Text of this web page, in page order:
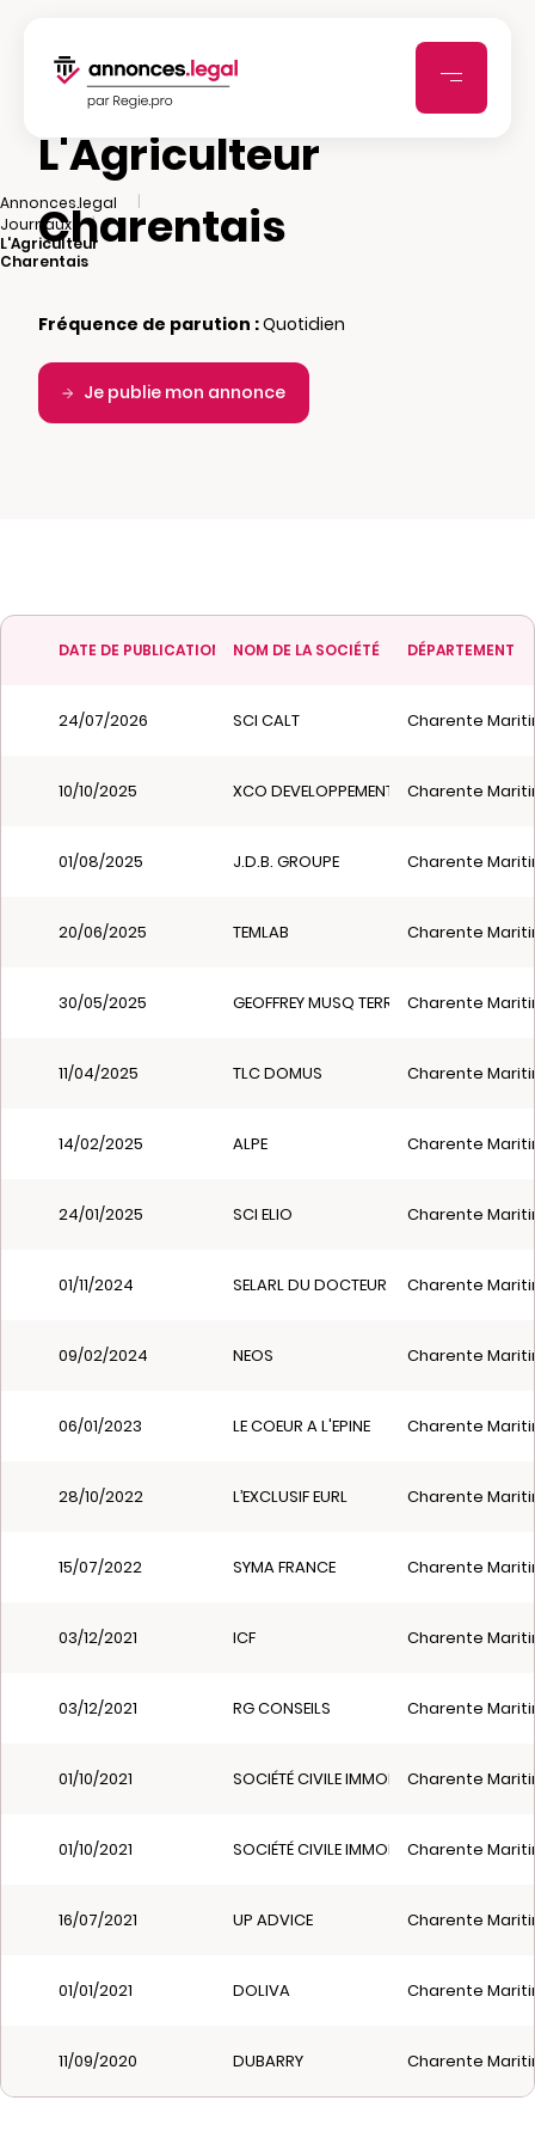
Annonces.legal
|
Journaux
|
L'Agriculteur
Charentais
L'Agriculteur
Charentais
Fréquence de parution :Quotidien
Je publie mon annonce
DATE DE PUBLICATION NOM DE LA SOCIÉTÉ DÉPARTEMENT
24/07/2026 SCI CALT Charente
10/10/2025 XCO DEVELOPPEMENT Charente
01/08/2025 J.D.B. GROUPE Charente
20/06/2025 TEMLAB Charente
30/05/2025 GEOFFREY MUSQ TERRASSEMENT
Charente
11/04/2025 TLC DOMUS Charente
14/02/2025 ALPE Charente
24/01/2025 SCI ELIO Charente
01/11/2024 SELARL DU DOCTEUR BRUNO RIO
Charente
09/02/2024 NEOS Charente
06/01/2023 LE COEUR A L'EPINE Charente
28/10/2022 L’EXCLUSIF EURL Charente
15/07/2022 SYMA FRANCE Charente
03/12/2021 ICF Charente
03/12/2021 RG CONSEILS Charente
01/10/2021 SOCIÉTÉ CIVILE IMMOBILIÈRE BEG AR OZ
Charente
01/10/2021 SOCIÉTÉ CIVILE IMMOBILIÈRE KM2015
Charente
16/07/2021 UP ADVICE Charente
01/01/2021 DOLIVA Charente
11/09/2020 DUBARRY Charente